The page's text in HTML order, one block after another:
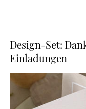
Design-Set:
Einladungen